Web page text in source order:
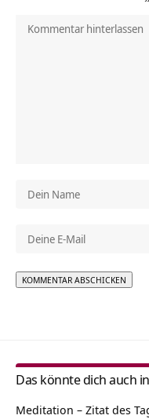
Das könnte dich auch
Meditation – Zitat des